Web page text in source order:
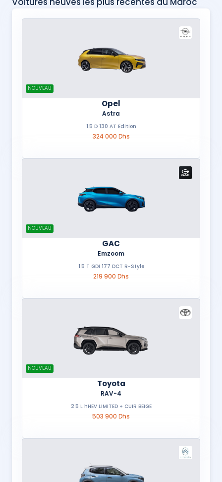
NOUVEAU
Opel
Astra
1.5 D 130 AT Edition
324 000 Dhs
NOUVEAU
GAC
Emzoom
1.5 T GDI 177 DCT R-Style
219 900 Dhs
NOUVEAU
Toyota
RAV-4
2.5 L hHEV LIMITED + CUIR BEIGE
503 900 Dhs